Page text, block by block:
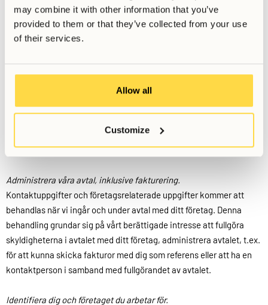
may combine it with other information that you’ve
provided to them or that they’ve collected from your use
of their services.
Allow all
Customize
din rätt att företräda ditt företag. Detta gäller när du kontaktar oss i
rollen som företrädare för ett företag.
Om du är en enskild näringsidkare behandlar vi ditt personnummer
eftersom det är detsamma som ditt företagsregistreringsnummer.
Sammanfattningsvis behandlar vi dina personuppgifter för följande
ändamål och på följande rättsliga grunder:
Administrera våra avtal, inklusive fakturering.
Kontaktuppgifter och företagsrelaterade uppgifter kommer att
behandlas när vi ingår och under avtal med ditt företag. Denna
behandling grundar sig på vårt berättigade intresse att fullgöra
skyldigheterna i avtalet med ditt företag, administrera avtalet, t.ex.
för att kunna skicka fakturor med dig som referens eller att ha en
kontaktperson i samband med fullgörandet av avtalet.
Identifiera dig och företaget du arbetar för.